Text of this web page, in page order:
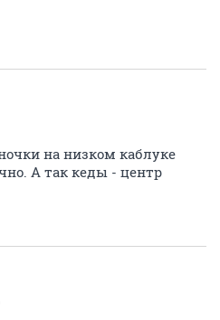
на низком каблуке
А так кеды - центр